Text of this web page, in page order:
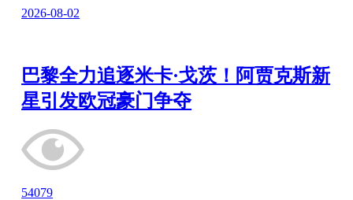
2026-08-02
巴黎全力追逐米卡·戈茨！阿贾克斯新
星引发欧冠豪门争夺
54079